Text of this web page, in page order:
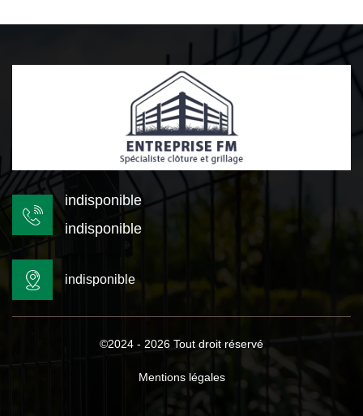
indisponible
indisponible
indisponible
©2024 - 2026 Tout droit réservé
Mentions légales